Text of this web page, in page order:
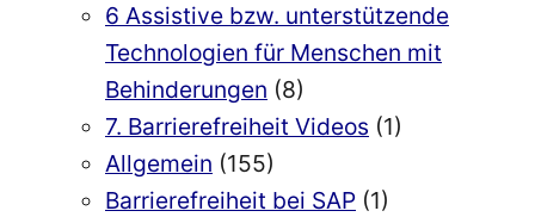
6 Assistive bzw. unterstützende
Technologien für Menschen mit
Behinderungen (8)
7. Barrierefreiheit Videos (1)
Allgemein (155)
Barrierefreiheit bei SAP (1)